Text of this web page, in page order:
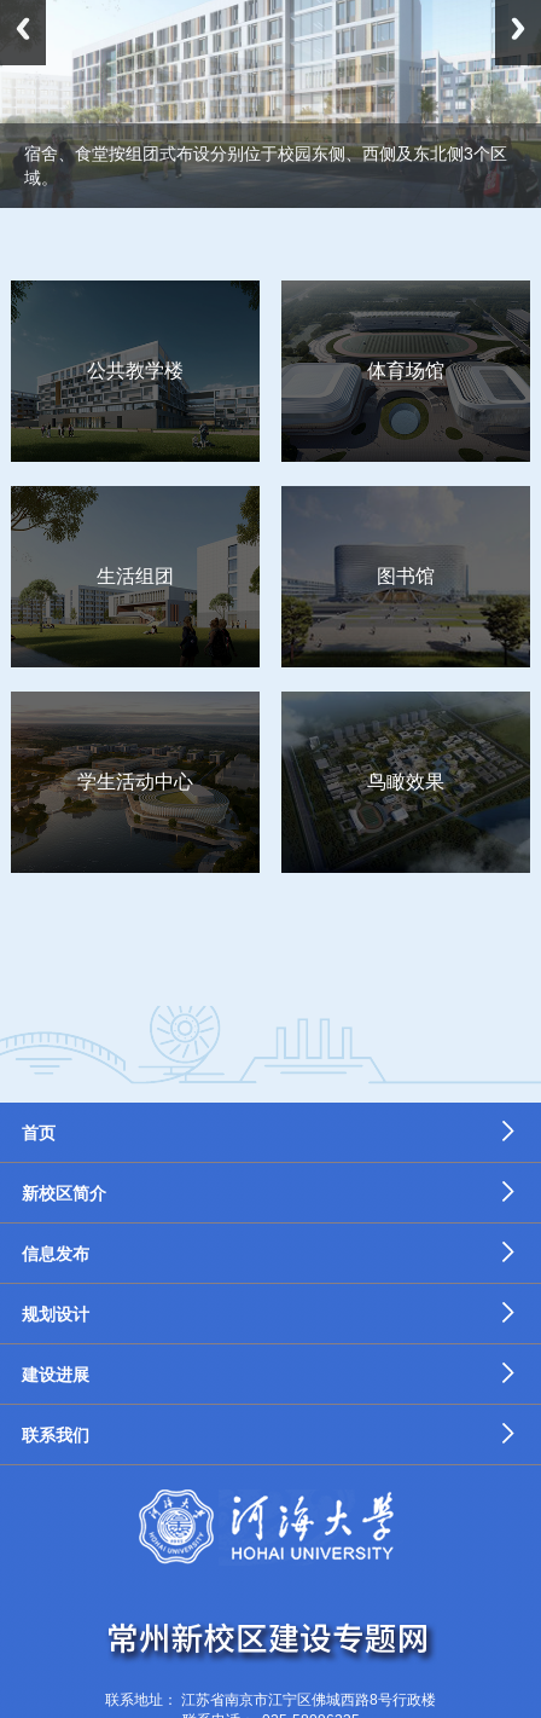
宿舍、食堂按组团式布设分别位于校园东侧、西侧及东北侧3个区
域。
公共教学楼 体育场馆
生活组团 图书馆
学生活动中心 鸟瞰效果
首页
新校区简介
信息发布
规划设计
建设进展
联系我们
联系地址： 江苏省南京市江宁区佛城西路8号行政楼